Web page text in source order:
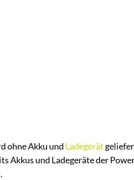
ohne Akku und Ladegerät
Akkus und Ladegeräte der